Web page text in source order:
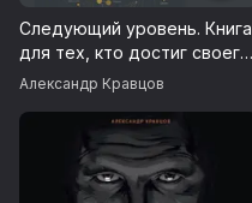
Следующий уровень. Книга
для тех, кто достиг своего
потолка
Александр Кравцов